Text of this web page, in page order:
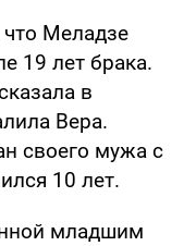
что Меладзе
19 лет брака.
в
Вера.
своего мужа с
10 лет.
младшим